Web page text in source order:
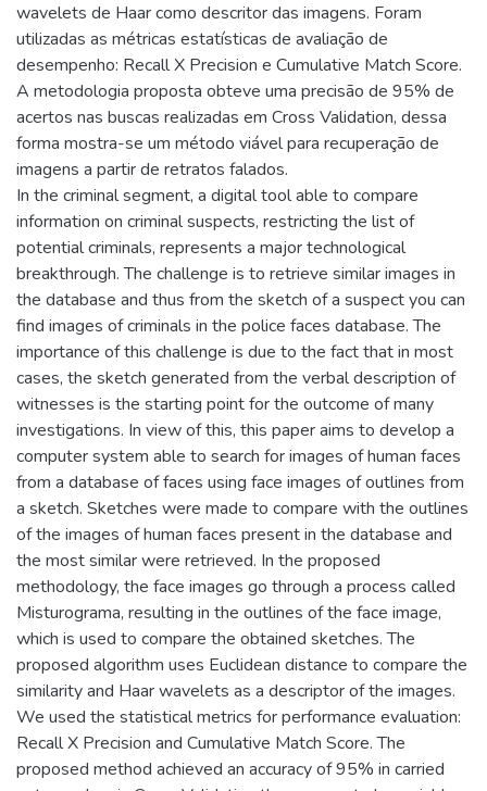
wavelets de Haar como descritor das imagens. Foram
utilizadas as métricas estatísticas de avaliação de
desempenho: Recall X Precision e Cumulative Match Score.
A metodologia proposta obteve uma precisão de 95% de
acertos nas buscas realizadas em Cross Validation, dessa
forma mostra-se um método viável para recuperação de
imagens a partir de retratos falados.
In the criminal segment, a digital tool able to compare
information on criminal suspects, restricting the list of
potential criminals, represents a major technological
breakthrough. The challenge is to retrieve similar images in
the database and thus from the sketch of a suspect you can
find images of criminals in the police faces database. The
importance of this challenge is due to the fact that in most
cases, the sketch generated from the verbal description of
witnesses is the starting point for the outcome of many
investigations. In view of this, this paper aims to develop a
computer system able to search for images of human faces
from a database of faces using face images of outlines from
a sketch. Sketches were made to compare with the outlines
of the images of human faces present in the database and
the most similar were retrieved. In the proposed
methodology, the face images go through a process called
Misturograma, resulting in the outlines of the face image,
which is used to compare the obtained sketches. The
proposed algorithm uses Euclidean distance to compare the
similarity and Haar wavelets as a descriptor of the images.
We used the statistical metrics for performance evaluation:
Recall X Precision and Cumulative Match Score. The
proposed method achieved an accuracy of 95% in carried